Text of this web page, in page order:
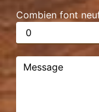
Combien font